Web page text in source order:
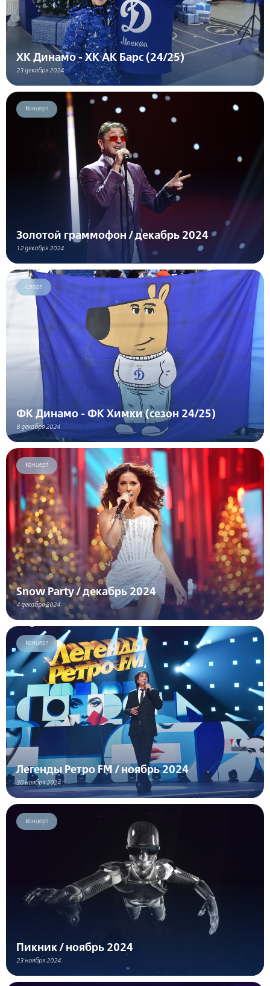
ХК Динамо - ХК АК Барс (24/25)
23 декабря 2024
Концерт
Золотой граммофон / декабрь 2024
12 декабря 2024
Спорт
ФК Динамо - ФК Химки (сезон 24/25)
8 декабря 2024
Концерт
Snow Party / декабрь 2024
4 декабря 2024
Концерт
Легенды Ретро FM / ноябрь 2024
30 ноября 2024
Концерт
Пикник / ноябрь 2024
23 ноября 2024